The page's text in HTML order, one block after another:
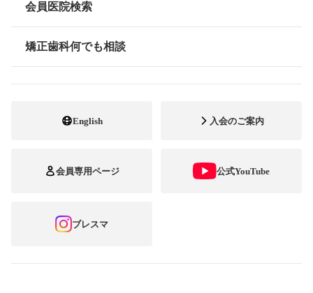
情報公開
会員医院検索
矯正歯科何でも相談
English 入会のご案内
会員専用ページ 公式YouTube
ブレスマ
公益社団法人日本臨床矯正歯科医会
常総会・6月例会のお知ら
早春の候、皆様におかれましてはお健やかに
さて、日本臨床矯正歯科医会2024年度通常総